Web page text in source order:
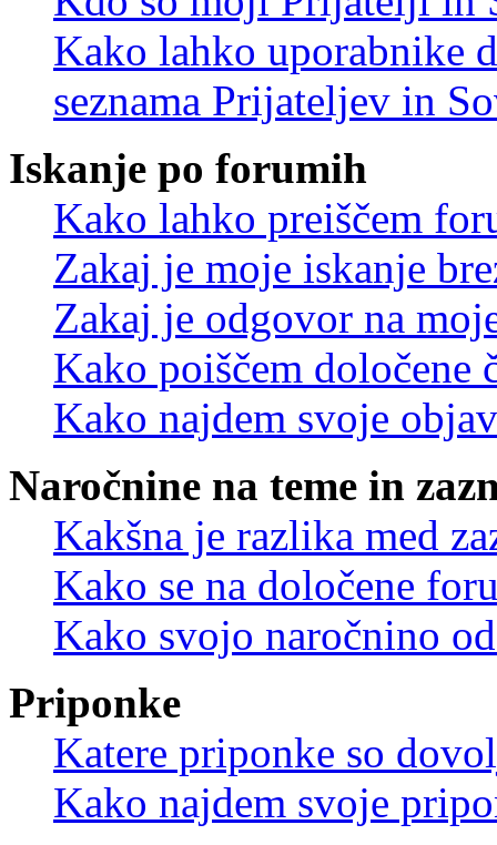
Kako lahko uporabnike
seznama Prijateljev in
Iskanje po forumih
Kako lahko preiščem
Zakaj je moje iskanje
Zakaj je odgovor na
Kako poiščem določene
Kako najdem svoje
Naročnine na teme in
Kakšna je razlika med
Kako se na določene
Kako svojo naročnino
Priponke
Katere priponke so
Kako najdem svoje